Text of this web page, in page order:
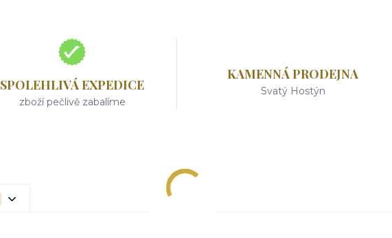
SPOLEHLIVÁ EXPEDICE
zboží pečlivě zabalíme
KAMENNÁ PRODEJNA
Svatý Hostýn